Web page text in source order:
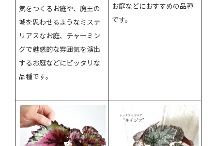
気をつくるお庭や、魔王の
城を思わせるようなミステ
リアスなお庭、チャーミン
グで魅惑的な雰囲気を演出
するお庭などにピッタリな
品種です。
お庭などにおすすめの品種
です。